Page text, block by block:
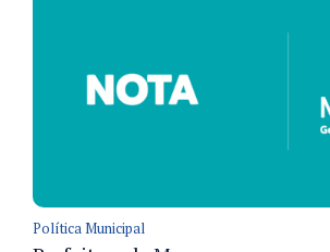
Política Municipal